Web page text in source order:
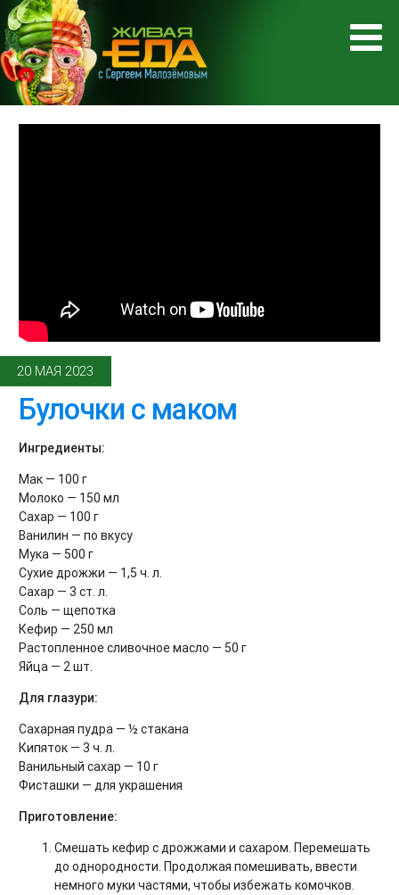
20 МАЯ 2023
Булочки с маком
Ингредиенты:
Мак — 100 г
Молоко — 150 мл
Сахар — 100 г
Ванилин — по вкусу
Мука — 500 г
Сухие дрожжи — 1,5 ч. л.
Сахар — 3 ст. л.
Соль — щепотка
Кефир — 250 мл
Растопленное сливочное масло — 50 г
Яйца — 2 шт.
Для глазури:
Сахарная пудра — ½ стакана
Кипяток — 3 ч. л.
Ванильный сахар — 10 г
Фисташки — для украшения
Приготовление:
Смешать кефир с дрожжами и сахаром. Перемешать
до однородности. Продолжая помешивать, ввести
немного муки частями, чтобы избежать комочков.